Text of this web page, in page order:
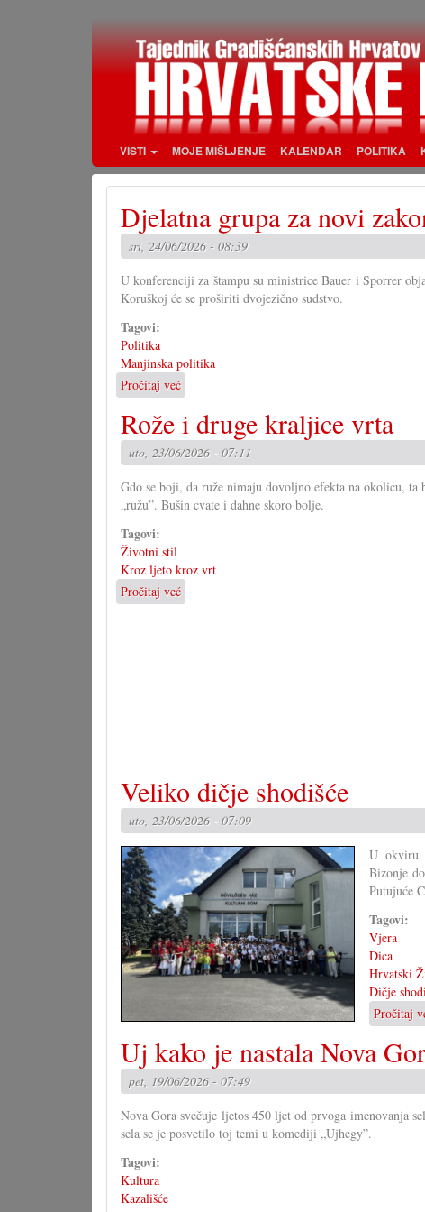
VISTI MOJE MIŠLJENJE KALENDAR POLITIKA
Djelatna grupa za novi
sri, 24/06/2026 - 08:39
U konferenciji za štampu su ministrice Bauer i Sporrer
Koruškoj će se proširiti dvojezično sudstvo.
Tagovi:
Politika
Manjinska politika
Pročitaj već
Djelatna
grupa
za
novi
Rože i druge kraljice vrta
uto, 23/06/2026 - 07:11
Gdo se boji, da ruže nimaju dovoljno efekta na okolicu,
„ružu”. Bušin cvate i dahne skoro bolje.
Tagovi:
Životni stil
Kroz ljeto kroz vrt
Pročitaj već
Rože
Veliko dičje shodišće
uto, 23/06/2026 - 07:09
U okviru
Bizonje
Putujuće
Tagovi:
Vjera
Dica
Hrvatski
Dičje
Pročitaj
Uj kako je nastala Nova
pet, 19/06/2026 - 07:49
Nova Gora svečuje ljetos 450 ljet od prvoga imenovanja
sela se je posvetilo toj temi u komediji „Ujhegy”.
Tagovi:
Kultura
Kazališće